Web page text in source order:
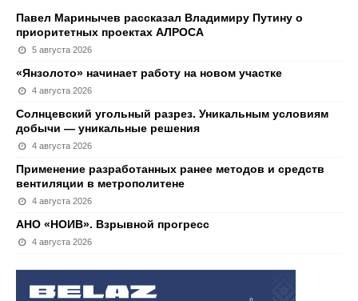
Павел Маринычев рассказал Владимиру Путину о
приоритетных проектах АЛРОСА
5 августа 2026
«Янзолото» начинает работу на новом участке
4 августа 2026
Солнцевский угольный разрез. Уникальным условиям
добычи — уникальные решения
4 августа 2026
Применение разработанных ранее методов и средств
вентиляции в метрополитене
4 августа 2026
АНО «НОИВ». Взрывной прогресс
4 августа 2026